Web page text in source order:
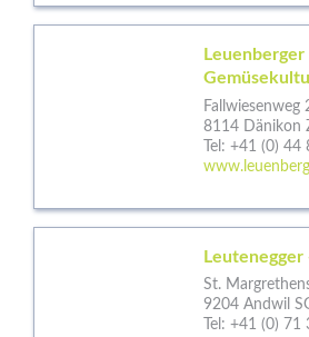
Leuenberger
Fallwiesenweg
8114 Dänikon
Tel: +41 (0) 44
Leutenegger
St.
9204 Andwil
Tel: +41 (0) 71